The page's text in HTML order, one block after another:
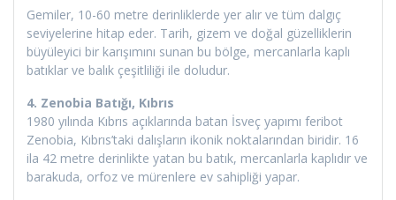
Gemiler, 10-60 metre derinliklerde yer alır ve tüm dalgıç
seviyelerine hitap eder. Tarih, gizem ve doğal güzelliklerin
büyüleyici bir karışımını sunan bu bölge, mercanlarla kaplı
batıklar ve balık çeşitliliği ile doludur.
4. Zenobia Batığı, Kıbrıs
1980 yılında Kıbrıs açıklarında batan İsveç yapımı feribot
Zenobia, Kıbrıs’taki dalışların ikonik noktalarından biridir. 16
ila 42 metre derinlikte yatan bu batık, mercanlarla kaplıdır ve
barakuda, orfoz ve mürenlere ev sahipliği yapar.